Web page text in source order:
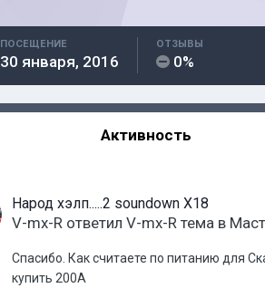
ПОСЕЩЕНИЕ
30 января, 2016
ОТЗЫВЫ
0%
Активность
Народ хэлп.....2 soundown X18
V-mx-Rответил V-mx-Rтема в
Спасибо. Как считаете по питанию для
купить 200А